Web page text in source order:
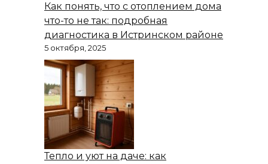
Как понять, что с отоплением дома
что-то не так: подробная
диагностика в Истринском районе
5 октября, 2025
Тепло и уют на даче: как